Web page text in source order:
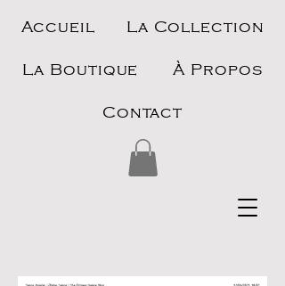
Accueil La Collection
La Boutique À Propos
Contact